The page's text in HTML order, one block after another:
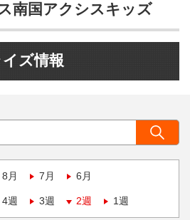
南国アクシスキッズ
ズ情報
8月 7月 6月
4週 3週 2週 1週